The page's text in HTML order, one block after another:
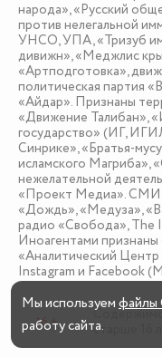
народа», «Русский
против нелегальной
УНСО, УПА, «Тризуб
дивижн», «Меджлис
«Артподготовка»,
политическая партия
«Айдар». Признаны
«Движение Талибан»,
государство» (ИГ,
Синрике», «Братья-
исламского Магриба»,
нежелательной
«Проект Медиа». СМИ-
«Дождь», «Медуза»,
радио «Свобода»,
Иноагентами
«Аналитический
Instagram и Facebook
16 +
старше 16
Мы используемфайлы
работу сайта.